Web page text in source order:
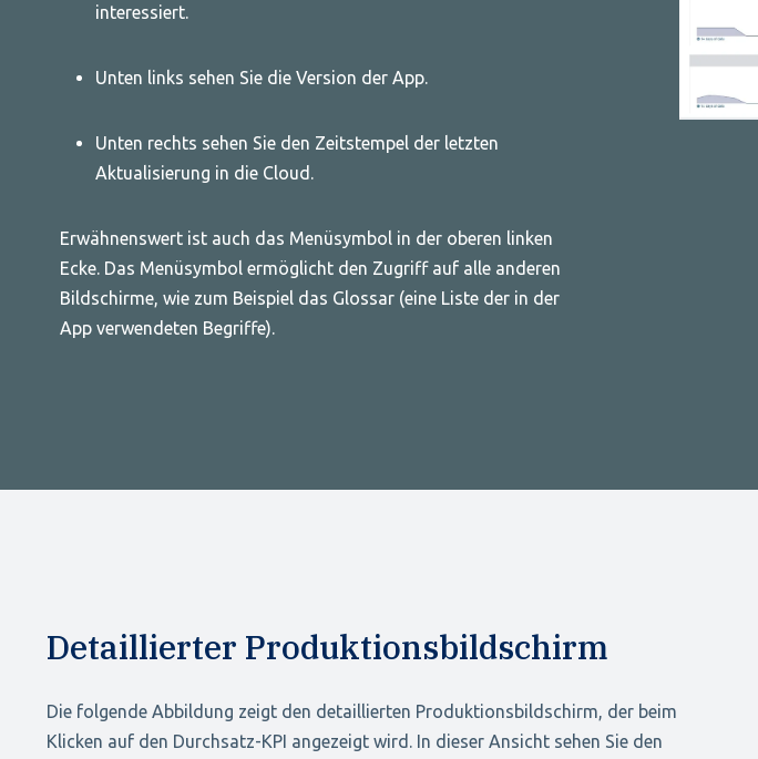
interessiert.
Unten links sehen Sie die Version der App.
Unten rechts sehen Sie den Zeitstempel der letzten
Aktualisierung in die Cloud.
Erwähnenswert ist auch das Menüsymbol in der oberen linken
Ecke. Das Menüsymbol ermöglicht den Zugriff auf alle anderen
Bildschirme, wie zum Beispiel das Glossar (eine Liste der in der
App verwendeten Begriffe).
Detaillierter Produktionsbildschirm
Die folgende Abbildung zeigt den detaillierten Produktionsbildschirm, der beim
Klicken auf den Durchsatz-KPI angezeigt wird. In dieser Ansicht sehen Sie den